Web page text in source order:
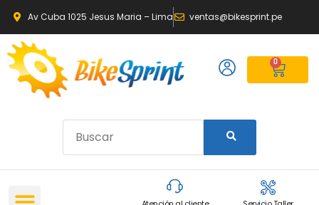
Av Cuba 1025 Jesus Maria – Lima ventas@bikesprint.pe
0